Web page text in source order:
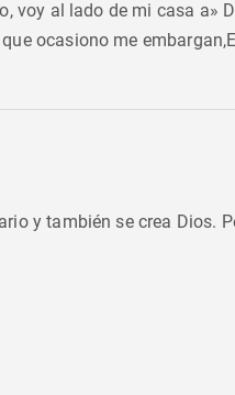
voy al lado de mi casa a»
ocasiono me
y también se crea Dios.